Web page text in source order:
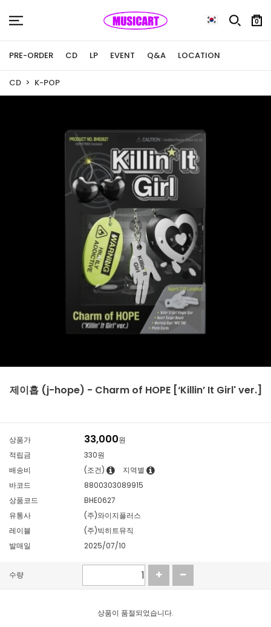
0
PRE-ORDER CD LP EVENT Q&A LOCATION
CD K-POP
제이홉 (j-hope) - Charm of HOPE [‘Killin’ It Girl' ver.]
상품가 33,000원
적립금
330원
배송비
(조건)
지역별
바코드
8800303089915
상품코드
BHE0627
유통사
(주)와이지플러스
레이블
(주)빅히트뮤직
발매일
2025/07/10
수량
상품이 품절되었습니다.